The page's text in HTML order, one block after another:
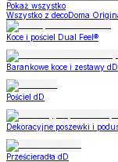
Pokaż wszystko
Wszystko z decoDoma
Koce i pościel Dual Feel®
Barankowe koce i zestawy dD
Pościel dD
Dekoracyjne poszewki i
Prześcieradła dD